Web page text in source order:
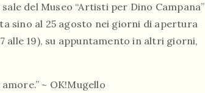
del Museo “Artisti per Dino Campana”
sino al 25 agosto nei giorni di apertura
alle 19), su appuntamento in altri giorni,
~ OK!Mugello